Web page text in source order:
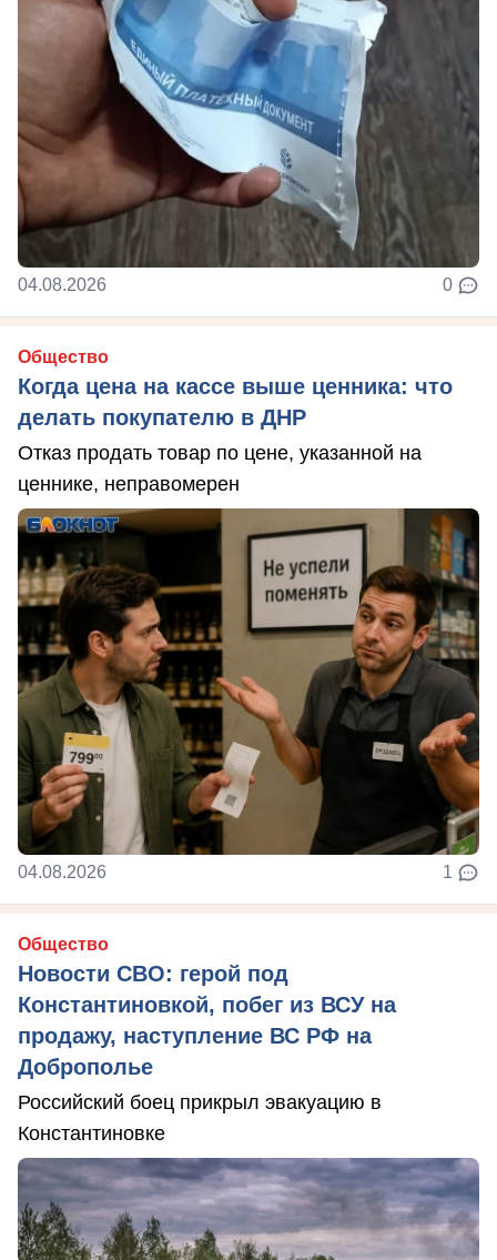
04.08.2026 0
Общество
Когда цена на кассе выше ценника: что
делать покупателю в ДНР
Отказ продать товар по цене, указанной на
ценнике, неправомерен
04.08.2026 1
Общество
Новости СВО: герой под
Константиновкой, побег из ВСУ на
продажу, наступление ВС РФ на
Доброполье
Российский боец прикрыл эвакуацию в
Константиновке